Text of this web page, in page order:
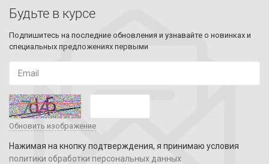
Будьте в курсе
Подпишитесь на последние обновления и узнавайте о новинках и
специальных предложениях первыми
Обновить изображение
Нажимая на кнопку подтверждения, я принимаю условия
политики обработки персональных данных